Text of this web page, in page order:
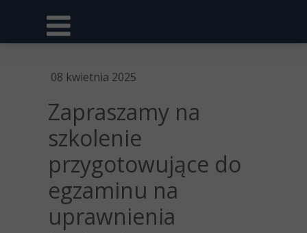
08 kwietnia 2025
Zapraszamy na
szkolenie
przygotowujące do
egzaminu na
uprawnienia